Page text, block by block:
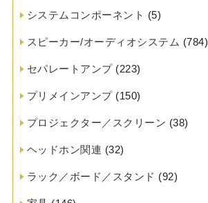
システムコンポーネント (5)
スピーカー/オーディオシステム (784)
セパレートアンプ(223)
プリメインアンプ(150)
プロジェクター／スクリーン (38)
ヘッドホン関連 (32)
ラック／ボード／スタンド (92)